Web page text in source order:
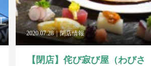
2020.07.28 閉店情報
【閉店】侘び寂び屋（わびさ